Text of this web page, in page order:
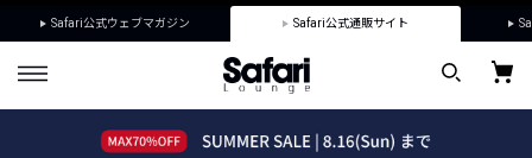
Safari公式ウェブマガジン Safari公式通販サイト